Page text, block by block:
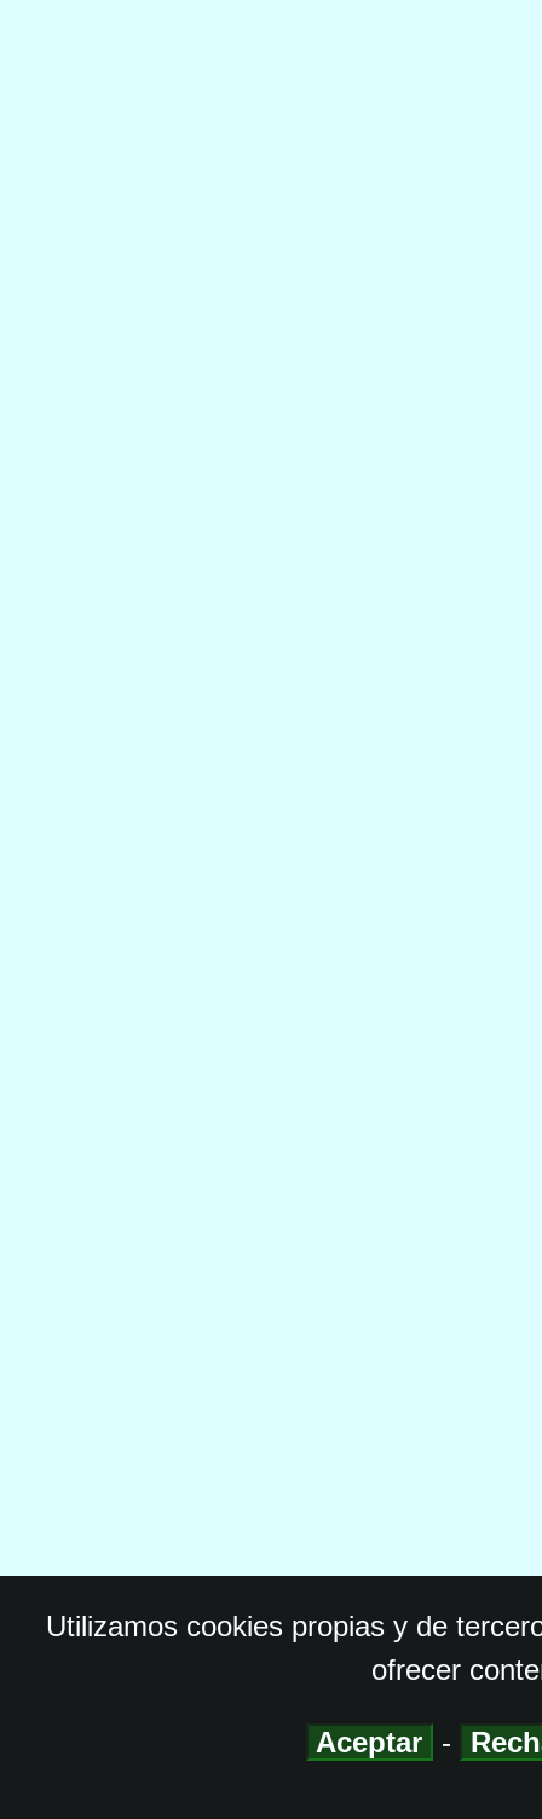
Utilizamos cookies propias y de
ofrecer
Aceptar -